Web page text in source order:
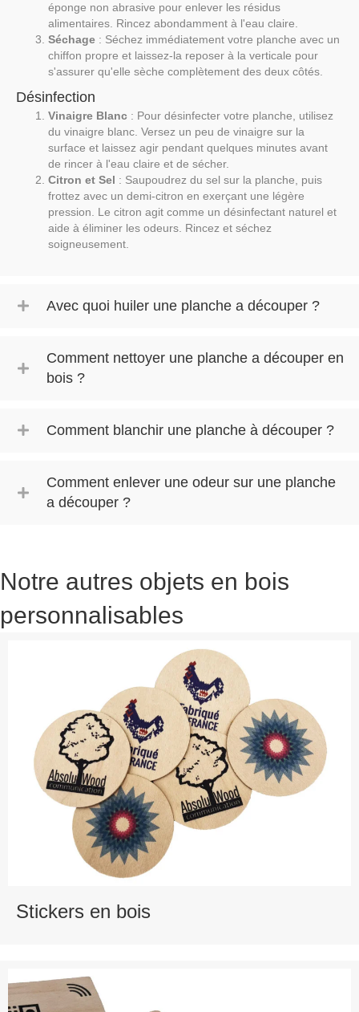
éponge non abrasive pour enlever les résidus
alimentaires. Rincez abondamment à l'eau claire.
Séchage : Séchez immédiatement votre planche avec un
chiffon propre et laissez-la reposer à la verticale pour
s'assurer qu'elle sèche complètement des deux côtés.
Désinfection
Vinaigre Blanc : Pour désinfecter votre planche, utilisez
du vinaigre blanc. Versez un peu de vinaigre sur la
surface et laissez agir pendant quelques minutes avant
de rincer à l'eau claire et de sécher.
Citron et Sel : Saupoudrez du sel sur la planche, puis
frottez avec un demi-citron en exerçant une légère
pression. Le citron agit comme un désinfectant naturel et
aide à éliminer les odeurs. Rincez et séchez
soigneusement.
Avec quoi huiler une planche a découper ?
Comment nettoyer une planche a découper en
bois ?
Comment blanchir une planche à découper ?
Comment enlever une odeur sur une planche
a découper ?
Notre autres objets en bois
personnalisables
Stickers en bois